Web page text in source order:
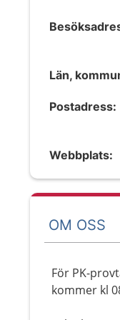
Län,
Postadress:
Webbplats:
OM OSS
För PK-
kommer kl